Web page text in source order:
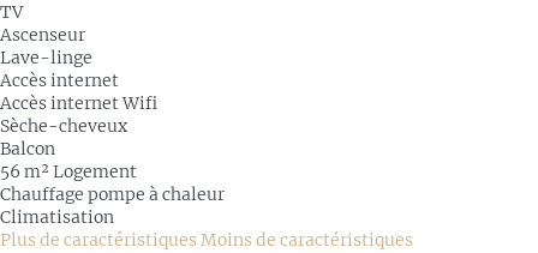
TV
Ascenseur
Lave-linge
Accès internet
Accès internetWifi
Sèche-cheveux
Balcon
56 m² Logement
Chauffage pompe à chaleur
Climatisation
Plus de caractéristiques Moins de caractéristiques